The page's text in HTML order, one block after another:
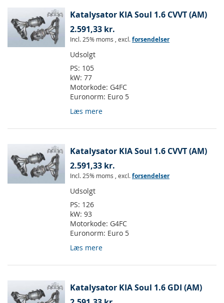
Katalysator KIA Soul 1.6 CVVT (AM)
2.591,33 kr.
Incl. 25% moms , excl.forsendelser
Udsolgt
PS: 105
kW: 77
Motorkode: G4FC
Euronorm: Euro 5
Læs mere
Katalysator KIA Soul 1.6 CVVT (AM)
2.591,33 kr.
Incl. 25% moms , excl.forsendelser
Udsolgt
PS: 126
kW: 93
Motorkode: G4FC
Euronorm: Euro 5
Læs mere
Katalysator KIA Soul 1.6 GDI (AM)